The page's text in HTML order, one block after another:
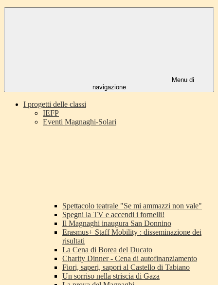
Menu di
navigazione
I progetti delle classi
IEFP
Eventi Magnaghi-Solari
Spettacolo teatrale "Se mi ammazzi non vale"
Spegni la TV e accendi i fornelli!
Il Magnaghi inaugura San Donnino
Erasmus+ Staff Mobility : disseminazione dei
risultati
La Cena di Borea del Ducato
Charity Dinner - Cena di autofinanziamento
Fiori, saperi, sapori al Castello di Tabiano
Un sorriso nella striscia di Gaza